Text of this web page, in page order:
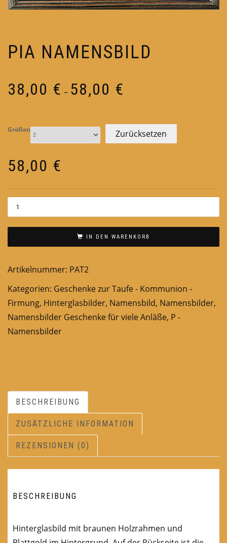
PIA NAMENSBILD
38,00 € – 58,00 €
58,00 €
Größen Zurücksetzen
58,00 €
IN DEN WARENKORB
Artikelnummer: PAT2
Kategorien: Geschenke zur Taufe - Kommunion -
Firmung, Hinterglasbilder, Namensbild, Namensbilder,
Namensbilder Geschenke für viele Anläße, P -
Namensbilder
BESCHREIBUNG
ZUSÄTZLICHE INFORMATION
REZENSIONEN (0)
BESCHREIBUNG
Hinterglasbild mit braunen Holzrahmen und